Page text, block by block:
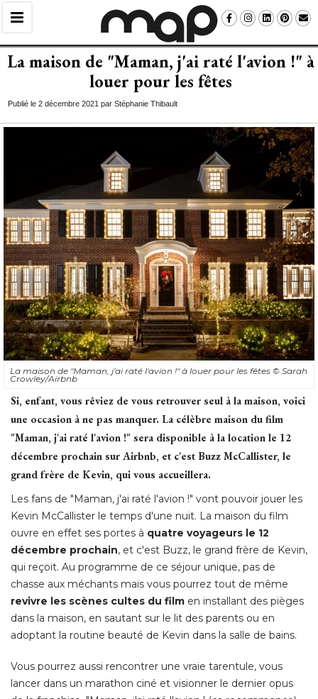
La maison de "Maman, j'ai raté l'avion !" à
louer pour les fêtes
Publié le 2 décembre 2021 par Stéphanie Thibault
La maison de "Maman, j'ai raté l'avion !" à louer pour les fêtes © Sarah
Crowley/Airbnb
Si, enfant, vous rêviez de vous retrouver seul à la maison, voici
une occasion à ne pas manquer. La célèbre maison du film
"Maman, j'ai raté l'avion !" sera disponible à la location le 12
décembre prochain sur Airbnb, et c'est Buzz McCallister, le
grand frère de Kevin, qui vous accueillera.
Les fans de "Maman, j'ai raté l'avion !" vont pouvoir jouer les
Kevin McCallister le temps d'une nuit. La maison du film
ouvre en effet ses portes à quatre voyageurs le 12
décembre prochain, et c'est Buzz, le grand frère de Kevin,
qui reçoit. Au programme de ce séjour unique, pas de
chasse aux méchants mais vous pourrez tout de même
revivre les scènes cultes du film en installant des pièges
dans la maison, en sautant sur le lit des parents ou en
adoptant la routine beauté de Kevin dans la salle de bains.
Vous pourrez aussi rencontrer une vraie tarentule, vous
lancer dans un marathon ciné et visionner le dernier opus